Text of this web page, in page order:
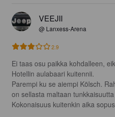
VEEJII
@ Lanxess-Arena
2.9
Ei taas osu paikka kohdalleen,
Hotellin aulabaari kuitennii.
Parempi ku se aiempi Kölsch.
on sellasta maltaan
Kokonaisuus kuitenkin aika